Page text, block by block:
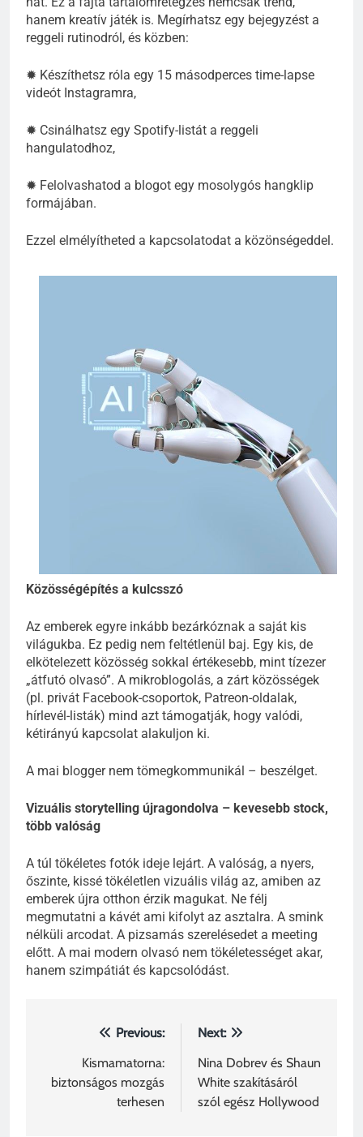
hanem kreatív játék is. Megírhatsz egy bejegyzést a
reggeli rutinodról, és közben:
✹ Készíthetsz róla egy 15 másodperces time-lapse
videót Instagramra,
✹ Csinálhatsz egy Spotify-listát a reggeli
hangulatodhoz,
✹ Felolvashatod a blogot egy mosolygós hangklip
formájában.
Ezzel elmélyítheted a kapcsolatodat a közönségeddel.
Közösségépítés a kulcsszó
Az emberek egyre inkább bezárkóznak a saját kis
világukba. Ez pedig nem feltétlenül baj. Egy kis, de
elkötelezett közösség sokkal értékesebb, mint tízezer
„átfutó olvasó”. A mikroblogolás, a zárt közösségek
(pl. privát Facebook-csoportok, Patreon-oldalak,
hírlevél-listák) mind azt támogatják, hogy valódi,
kétirányú kapcsolat alakuljon ki.
A mai blogger nem tömegkommunikál – beszélget.
Vizuális storytelling újragondolva – kevesebb stock,
több valóság
A túl tökéletes fotók ideje lejárt. A valóság, a nyers,
őszinte, kissé tökéletlen vizuális világ az, amiben az
emberek újra otthon érzik magukat. Ne félj
megmutatni a kávét ami kifolyt az asztalra. A smink
nélküli arcodat. A pizsamás szerelésedet a meeting
előtt. A mai modern olvasó nem tökéletességet akar,
hanem szimpátiát és kapcsolódást.
Bejegyzés
navigáció
Previous:
Kismamatorna:
biztonságos mozgás
terhesen
Next:
Nina Dobrev és Shaun
White szakításáról
szól egész Hollywood